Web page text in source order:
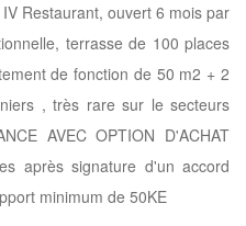
Restaurant, ouvert 6 mois par
terrasse de 100 places
de fonction de 50 m2 + 2
, très rare sur le secteurs
AVEC OPTION D'ACHAT
après signature d'un accord
minimum de 50KE